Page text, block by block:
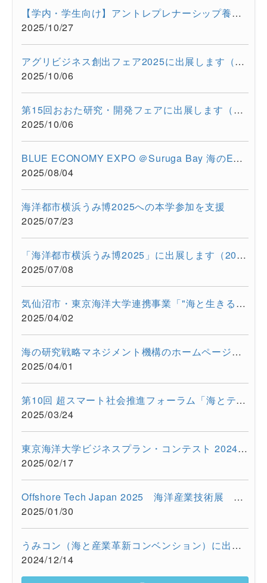
【学内・学生向け】アントレプレナーシップ養成プログラム ビジ...
2025/10/27
アグリビジネス創出フェア2025に出展します（2025/11/26-11/28）
2025/10/06
第15回おおた研究・開発フェアに出展します（2025/10/30-10/31）
2025/10/06
BLUE ECONOMY EXPO ＠Suruga Bay 海のEXPO（2025/7/28-7/29）に超...
2025/08/04
海洋都市横浜うみ博2025への本学参加を支援
2025/07/23
「海洋都市横浜うみ博2025」に出展します（2025年7月12日・13日）
2025/07/08
気仙沼市・東京海洋大学連携事業「"海と生きる"連続水産セミナー...
2025/04/02
海の研究戦略マネジメント機構のホームページをリニューアルしま...
2025/04/01
第10回 超スマート社会推進フォーラム「海とテクノロジーの融合が...
2025/03/24
東京海洋大学ビジネスプラン・コンテスト 2024を開催しました
2025/02/17
Offshore Tech Japan 2025 海洋産業技術展 ー海洋資源の利活用...
2025/01/30
うみコン（海と産業革新コンベンション）に出展しました（12/13 ...
2024/12/14